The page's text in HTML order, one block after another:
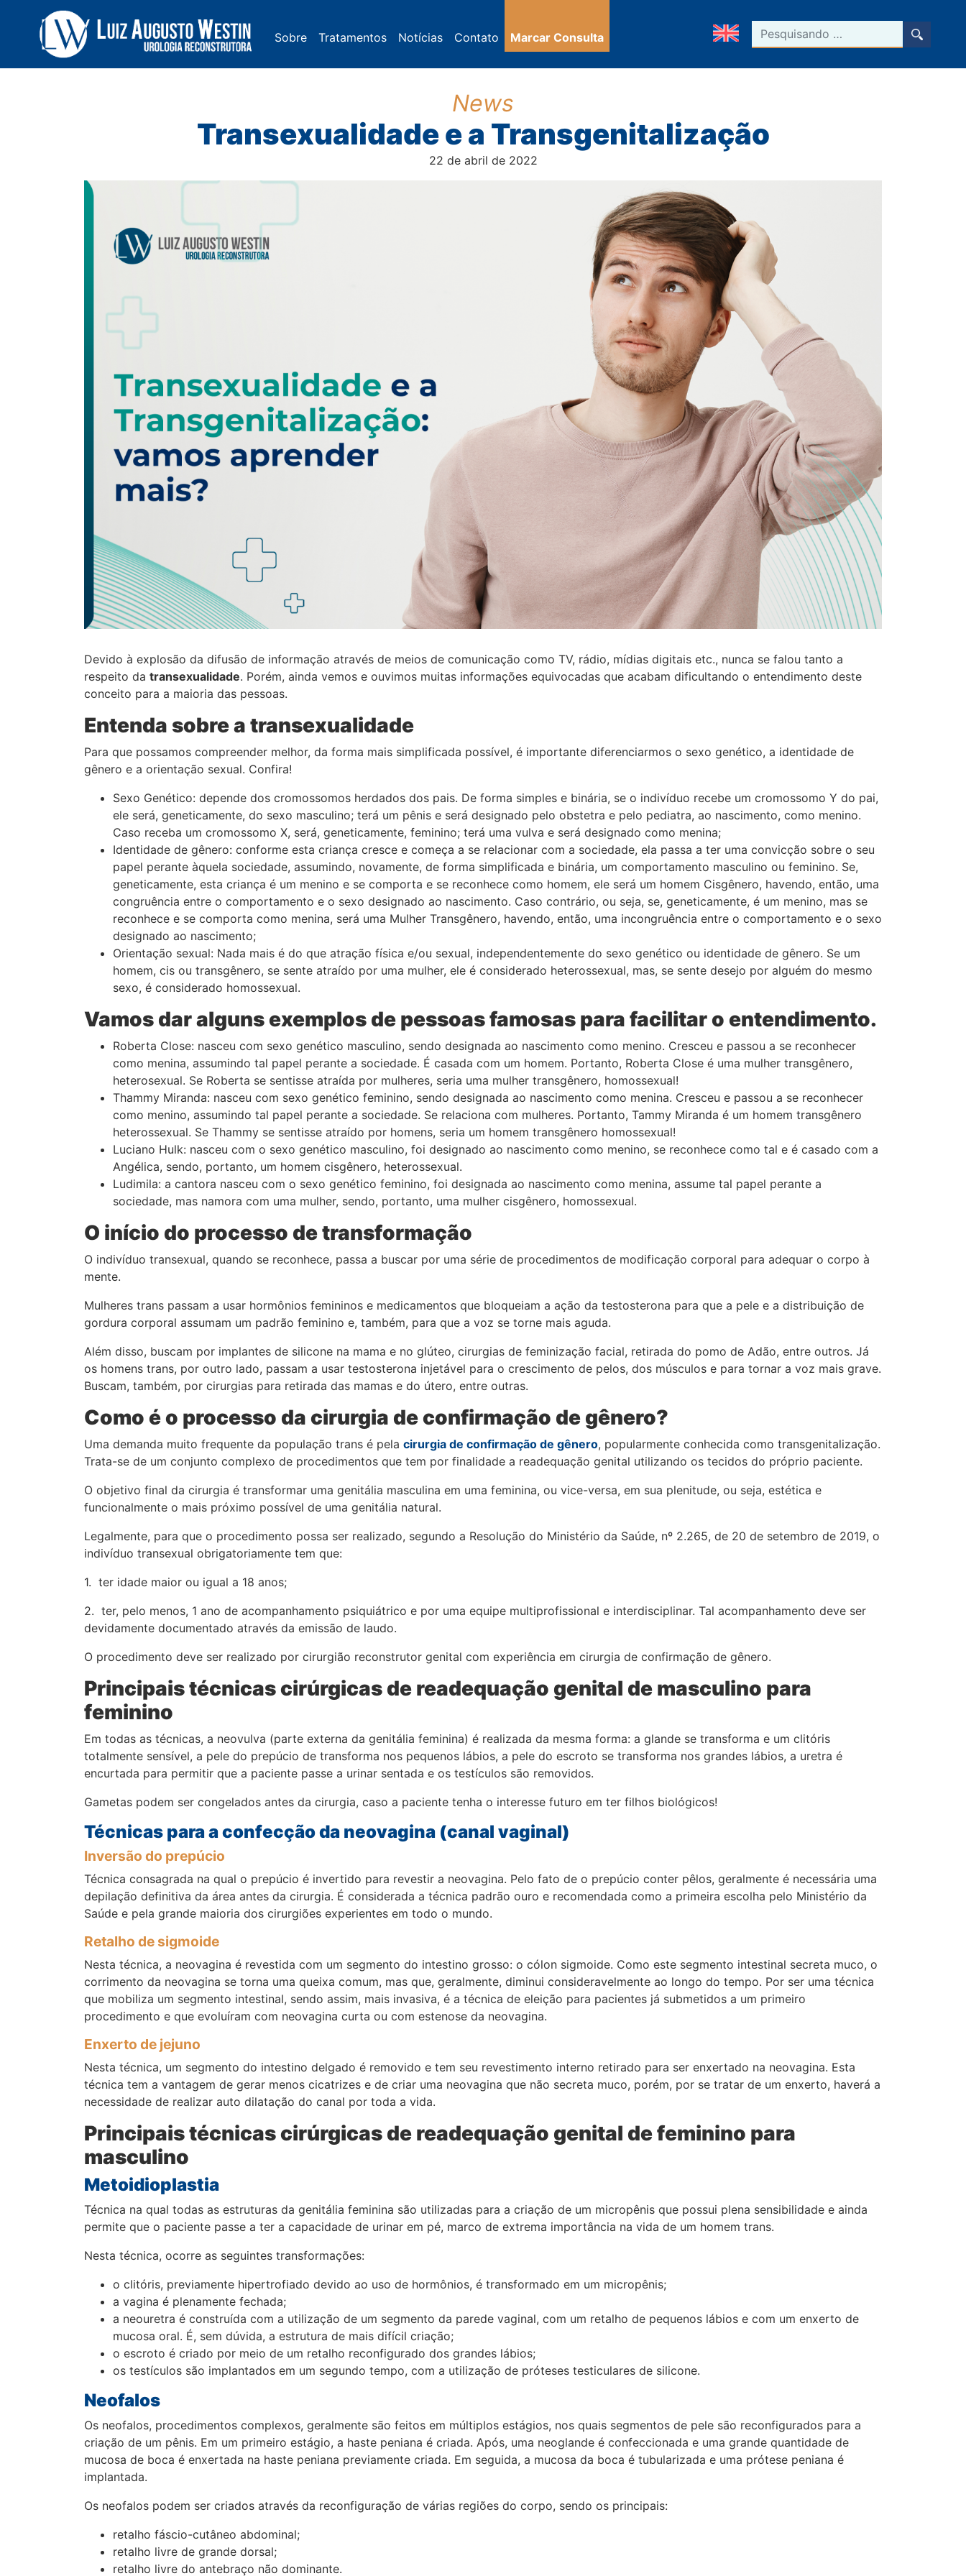
Navegação Principal Sobre Tratamentos Notícias Contato Marcar Consulta
Pesquisar
News
Transexualidade e a Transgenitalização
22 de abril de 2022
Devido à explosão da difusão de informação através de meios de comunicação como TV, rádio, mídias digitais etc., nunca se falou tanto a
respeito da transexualidade. Porém, ainda vemos e ouvimos muitas informações equivocadas que acabam dificultando o entendimento deste
conceito para a maioria das pessoas.
Entenda sobre a transexualidade
Para que possamos compreender melhor, da forma mais simplificada possível, é importante diferenciarmos o sexo genético, a identidade de
gênero e a orientação sexual. Confira!
Sexo Genético: depende dos cromossomos herdados dos pais. De forma simples e binária, se o indivíduo recebe um cromossomo Y do pai,
ele será, geneticamente, do sexo masculino; terá um pênis e será designado pelo obstetra e pelo pediatra, ao nascimento, como menino.
Caso receba um cromossomo X, será, geneticamente, feminino; terá uma vulva e será designado como menina;
Identidade de gênero: conforme esta criança cresce e começa a se relacionar com a sociedade, ela passa a ter uma convicção sobre o seu
papel perante àquela sociedade, assumindo, novamente, de forma simplificada e binária, um comportamento masculino ou feminino. Se,
geneticamente, esta criança é um menino e se comporta e se reconhece como homem, ele será um homem Cisgênero, havendo, então, uma
congruência entre o comportamento e o sexo designado ao nascimento. Caso contrário, ou seja, se, geneticamente, é um menino, mas se
reconhece e se comporta como menina, será uma Mulher Transgênero, havendo, então, uma incongruência entre o comportamento e o sexo
designado ao nascimento;
Orientação sexual: Nada mais é do que atração física e/ou sexual, independentemente do sexo genético ou identidade de gênero. Se um
homem, cis ou transgênero, se sente atraído por uma mulher, ele é considerado heterossexual, mas, se sente desejo por alguém do mesmo
sexo, é considerado homossexual.
Vamos dar alguns exemplos de pessoas famosas para facilitar o entendimento.
Roberta Close: nasceu com sexo genético masculino, sendo designada ao nascimento como menino. Cresceu e passou a se reconhecer
como menina, assumindo tal papel perante a sociedade. É casada com um homem. Portanto, Roberta Close é uma mulher transgênero,
heterosexual. Se Roberta se sentisse atraída por mulheres, seria uma mulher transgênero, homossexual!
Thammy Miranda: nasceu com sexo genético feminino, sendo designada ao nascimento como menina. Cresceu e passou a se reconhecer
como menino, assumindo tal papel perante a sociedade. Se relaciona com mulheres. Portanto, Tammy Miranda é um homem transgênero
heterossexual. Se Thammy se sentisse atraído por homens, seria um homem transgênero homossexual!
Luciano Hulk: nasceu com o sexo genético masculino, foi designado ao nascimento como menino, se reconhece como tal e é casado com a
Angélica, sendo, portanto, um homem cisgênero, heterossexual.
Ludimila: a cantora nasceu com o sexo genético feminino, foi designada ao nascimento como menina, assume tal papel perante a
sociedade, mas namora com uma mulher, sendo, portanto, uma mulher cisgênero, homossexual.
O início do processo de transformação
O indivíduo transexual, quando se reconhece, passa a buscar por uma série de procedimentos de modificação corporal para adequar o corpo à
mente.
Mulheres trans passam a usar hormônios femininos e medicamentos que bloqueiam a ação da testosterona para que a pele e a distribuição de
gordura corporal assumam um padrão feminino e, também, para que a voz se torne mais aguda.
Além disso, buscam por implantes de silicone na mama e no glúteo, cirurgias de feminização facial, retirada do pomo de Adão, entre outros. Já
os homens trans, por outro lado, passam a usar testosterona injetável para o crescimento de pelos, dos músculos e para tornar a voz mais grave.
Buscam, também, por cirurgias para retirada das mamas e do útero, entre outras.
Como é o processo da cirurgia de confirmação de gênero?
Uma demanda muito frequente da população trans é pela cirurgia de confirmação de gênero, popularmente conhecida como transgenitalização.
Trata-se de um conjunto complexo de procedimentos que tem por finalidade a readequação genital utilizando os tecidos do próprio paciente.
O objetivo final da cirurgia é transformar uma genitália masculina em uma feminina, ou vice-versa, em sua plenitude, ou seja, estética e
funcionalmente o mais próximo possível de uma genitália natural.
Legalmente, para que o procedimento possa ser realizado, segundo a Resolução do Ministério da Saúde, nº 2.265, de 20 de setembro de 2019, o
indivíduo transexual obrigatoriamente tem que:
1. ter idade maior ou igual a 18 anos;
2. ter, pelo menos, 1 ano de acompanhamento psiquiátrico e por uma equipe multiprofissional e interdisciplinar. Tal acompanhamento deve ser
devidamente documentado através da emissão de laudo.
O procedimento deve ser realizado por cirurgião reconstrutor genital com experiência em cirurgia de confirmação de gênero.
Principais técnicas cirúrgicas de readequação genital de masculino para
feminino
Em todas as técnicas, a neovulva (parte externa da genitália feminina) é realizada da mesma forma: a glande se transforma e um clitóris
totalmente sensível, a pele do prepúcio de transforma nos pequenos lábios, a pele do escroto se transforma nos grandes lábios, a uretra é
encurtada para permitir que a paciente passe a urinar sentada e os testículos são removidos.
Gametas podem ser congelados antes da cirurgia, caso a paciente tenha o interesse futuro em ter filhos biológicos!
Técnicas para a confecção da neovagina (canal vaginal)
Inversão do prepúcio
Técnica consagrada na qual o prepúcio é invertido para revestir a neovagina. Pelo fato de o prepúcio conter pêlos, geralmente é necessária uma
depilação definitiva da área antes da cirurgia. É considerada a técnica padrão ouro e recomendada como a primeira escolha pelo Ministério da
Saúde e pela grande maioria dos cirurgiões experientes em todo o mundo.
Retalho de sigmoide
Nesta técnica, a neovagina é revestida com um segmento do intestino grosso: o cólon sigmoide. Como este segmento intestinal secreta muco, o
corrimento da neovagina se torna uma queixa comum, mas que, geralmente, diminui consideravelmente ao longo do tempo. Por ser uma técnica
que mobiliza um segmento intestinal, sendo assim, mais invasiva, é a técnica de eleição para pacientes já submetidos a um primeiro
procedimento e que evoluíram com neovagina curta ou com estenose da neovagina.
Enxerto de jejuno
Nesta técnica, um segmento do intestino delgado é removido e tem seu revestimento interno retirado para ser enxertado na neovagina. Esta
técnica tem a vantagem de gerar menos cicatrizes e de criar uma neovagina que não secreta muco, porém, por se tratar de um enxerto, haverá a
necessidade de realizar auto dilatação do canal por toda a vida.
Principais técnicas cirúrgicas de readequação genital de feminino para
masculino
Metoidioplastia
Técnica na qual todas as estruturas da genitália feminina são utilizadas para a criação de um micropênis que possui plena sensibilidade e ainda
permite que o paciente passe a ter a capacidade de urinar em pé, marco de extrema importância na vida de um homem trans.
Nesta técnica, ocorre as seguintes transformações:
o clitóris, previamente hipertrofiado devido ao uso de hormônios, é transformado em um micropênis;
a vagina é plenamente fechada;
a neouretra é construída com a utilização de um segmento da parede vaginal, com um retalho de pequenos lábios e com um enxerto de
mucosa oral. É, sem dúvida, a estrutura de mais difícil criação;
o escroto é criado por meio de um retalho reconfigurado dos grandes lábios;
os testículos são implantados em um segundo tempo, com a utilização de próteses testiculares de silicone.
Neofalos
Os neofalos, procedimentos complexos, geralmente são feitos em múltiplos estágios, nos quais segmentos de pele são reconfigurados para a
criação de um pênis. Em um primeiro estágio, a haste peniana é criada. Após, uma neoglande é confeccionada e uma grande quantidade de
mucosa de boca é enxertada na haste peniana previamente criada. Em seguida, a mucosa da boca é tubularizada e uma prótese peniana é
implantada.
Os neofalos podem ser criados através da reconfiguração de várias regiões do corpo, sendo os principais:
retalho fáscio-cutâneo abdominal;
retalho livre de grande dorsal;
retalho livre do antebraço não dominante.